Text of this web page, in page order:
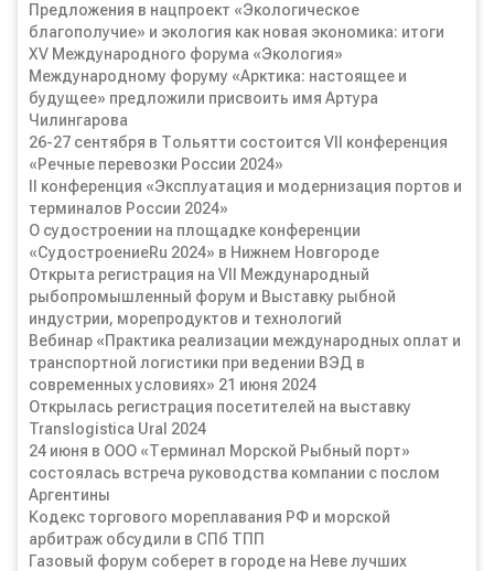
Предложения в нацпроект «Экологическое
благополучие» и экология как новая экономика: итоги
XV Международного форума «Экология»
Международному форуму «Арктика: настоящее и
будущее» предложили присвоить имя Артура
Чилингарова
26-27 сентября в Тольятти состоится VII конференция
«Речные перевозки России 2024»
II конференция «Эксплуатация и модернизация портов и
терминалов России 2024»
О судостроении на площадке конференции
«СудостроениеRu 2024» в Нижнем Новгороде
Открыта регистрация на VII Международный
рыбопромышленный форум и Выставку рыбной
индустрии, морепродуктов и технологий
Вебинар «Практика реализации международных оплат и
транспортной логистики при ведении ВЭД в
современных условиях» 21 июня 2024
Открылась регистрация посетителей на выставку
Translogistica Ural 2024
24 июня в ООО «Терминал Морской Рыбный порт»
состоялась встреча руководства компании с послом
Аргентины
Кодекс торгового мореплавания РФ и морской
арбитраж обсудили в СПб ТПП
Газовый форум соберет в городе на Неве лучших